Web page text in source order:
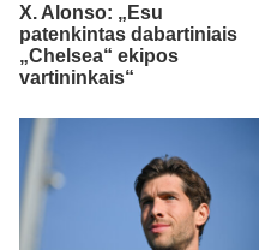
X. Alonso: „Esu
patenkintas dabartiniais
„Chelsea“ ekipos
vartininkais“